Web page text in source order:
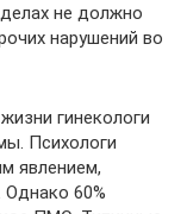
не должно
нарушений во
гинекологи
Психологи
явлением,
60%